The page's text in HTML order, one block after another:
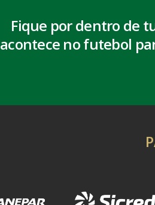
Fique por dentro de
acontece no futebol